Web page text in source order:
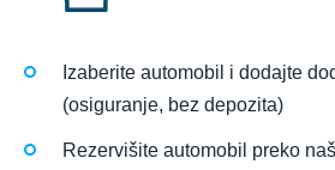
Izaberite automobil i dodajte
(osiguranje, bez depozita)
Rezervišite automobil preko